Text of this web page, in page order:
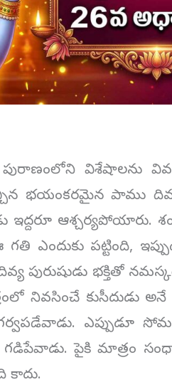
విశేషాలను
భయంకరమైన పాము
ఆశ్చర్యపోయారు.
గతి ఎందుకు పట్టింది,
పురుషుడు భక్తితో
నివసించే కుసీదుడు అనే
ఎప్పుడూ
పైకి మాత్రం
కాదు.